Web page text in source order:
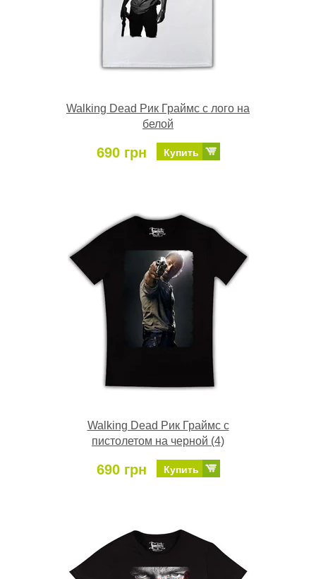
Walking Dead Рик Граймс с лого на
белой
690 грн Купить
Walking Dead Рик Граймс с
пистолетом на черной (4)
690 грн Купить